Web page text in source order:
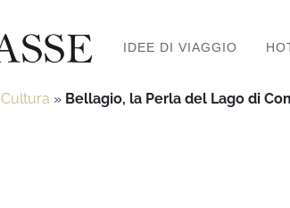
IDEE DI VIAGGIO
Cultura » Bellagio, la Perla del Lago di